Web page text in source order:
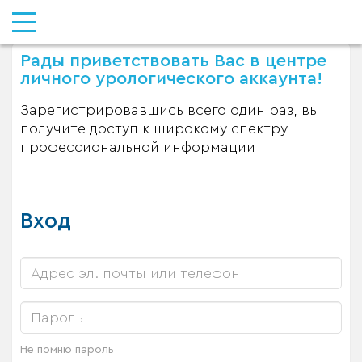
Рады приветствовать Вас в центре
личного урологического аккаунта!
Зарегистрировавшись всего один раз, вы
получите доступ к широкому спектру
профессиональной информации
Вход
Не помню пароль